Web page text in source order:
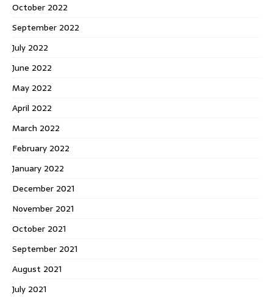
October 2022
September 2022
July 2022
June 2022
May 2022
April 2022
March 2022
February 2022
January 2022
December 2021
November 2021
October 2021
September 2021
August 2021
July 2021